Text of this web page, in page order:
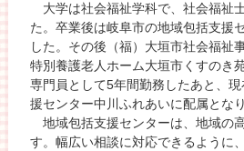
大学は社会福祉学科で、社会福祉
た。卒業後は岐阜市の地域包括支援
した。その後（福）大垣市社会福祉
特別養護老人ホーム大垣市くすのき
専門員として5年間勤務したあと、
援センター中川ふれあいに配属とな
地域包括支援センターは、地域の
す。幅広い相談に対応できるように